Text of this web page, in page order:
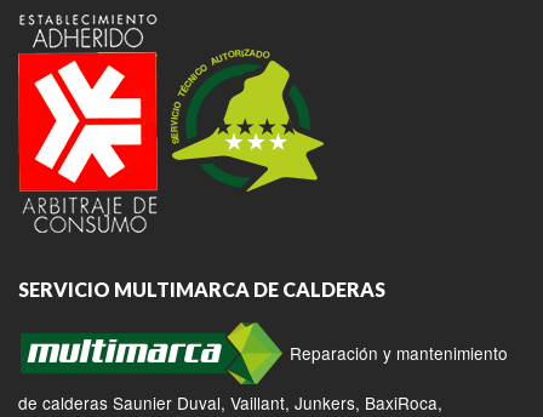
SERVICIO MULTIMARCA DE CALDERAS
Reparación y mantenimiento
de calderas Saunier Duval, Vaillant, Junkers, BaxiRoca,